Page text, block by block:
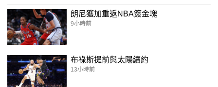
朗尼獲加重返NBA簽金塊
9小時前
布祿斯提前與太陽續約
13小時前